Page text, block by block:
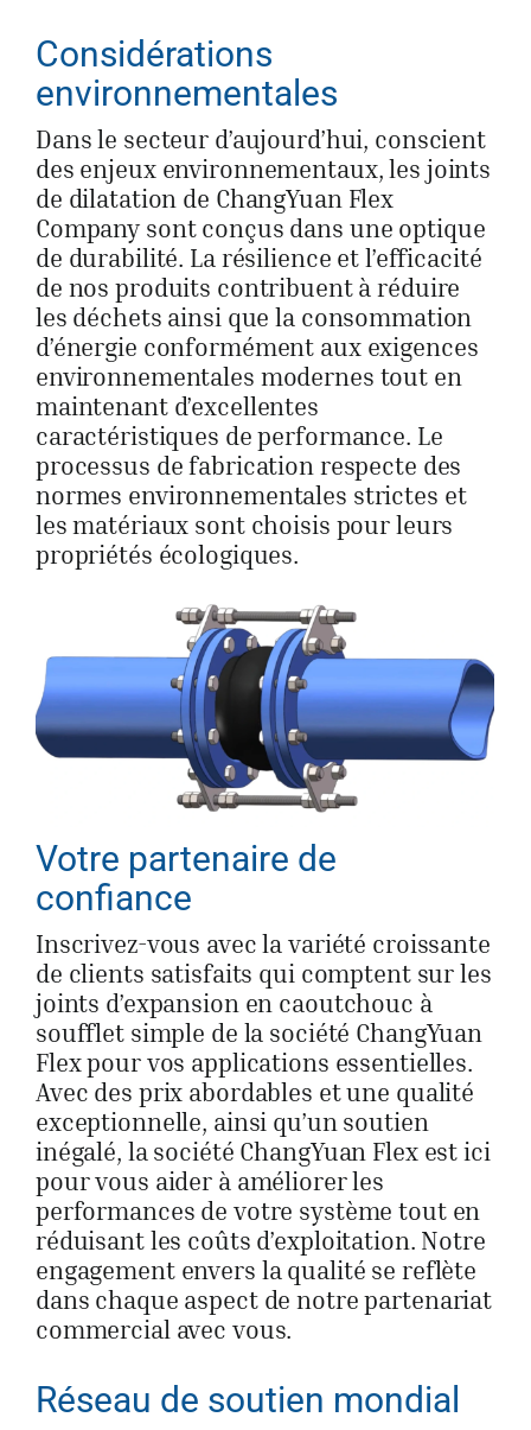
Considérations
environnementales
Dans le secteur d’aujourd’hui, conscient
des enjeux environnementaux, les joints
de dilatation de ChangYuan Flex
Company sont conçus dans une optique
de durabilité. La résilience et l’efficacité
de nos produits contribuent à réduire
les déchets ainsi que la consommation
d’énergie conformément aux exigences
environnementales modernes tout en
maintenant d’excellentes
caractéristiques de performance. Le
processus de fabrication respecte des
normes environnementales strictes et
les matériaux sont choisis pour leurs
propriétés écologiques.
Votre partenaire de
confiance
Inscrivez-vous avec la variété croissante
de clients satisfaits qui comptent sur les
joints d’expansion en caoutchouc à
soufflet simple de la société ChangYuan
Flex pour vos applications essentielles.
Avec des prix abordables et une qualité
exceptionnelle, ainsi qu’un soutien
inégalé, la société ChangYuan Flex est ici
pour vous aider à améliorer les
performances de votre système tout en
réduisant les coûts d’exploitation. Notre
engagement envers la qualité se reflète
dans chaque aspect de notre partenariat
commercial avec vous.
Réseau de soutien mondial